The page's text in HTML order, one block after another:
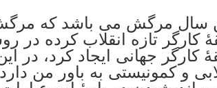
سال مرگش می باشد که
کارگر تازه انقلاب کرده در
کارگر جهانی ایجاد کرد، در
و کمونیستی به باور من